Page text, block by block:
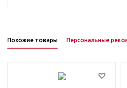
Похожие товары Персональные